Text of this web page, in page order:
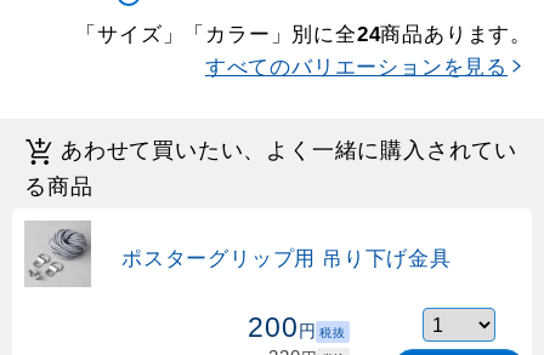
「サイズ」「カラー」別に全24商品あります。
すべてのバリエーションを見る
あわせて買いたい、よく一緒に購入されてい
る商品
ポスターグリップ用 吊り下げ金具
200円 税抜